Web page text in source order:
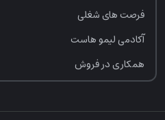
فرصت‌ های شغلی
آکادمی لیمو هاست
همکاری در فروش